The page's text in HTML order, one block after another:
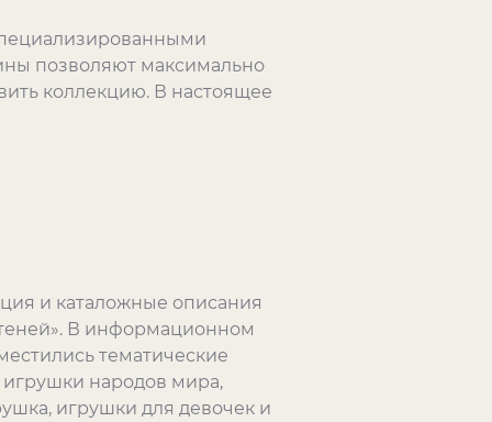
позволяют максимально
коллекцию. В настоящее
и каталожные описания
В информационном
тематические
народов мира,
игрушки для девочек и